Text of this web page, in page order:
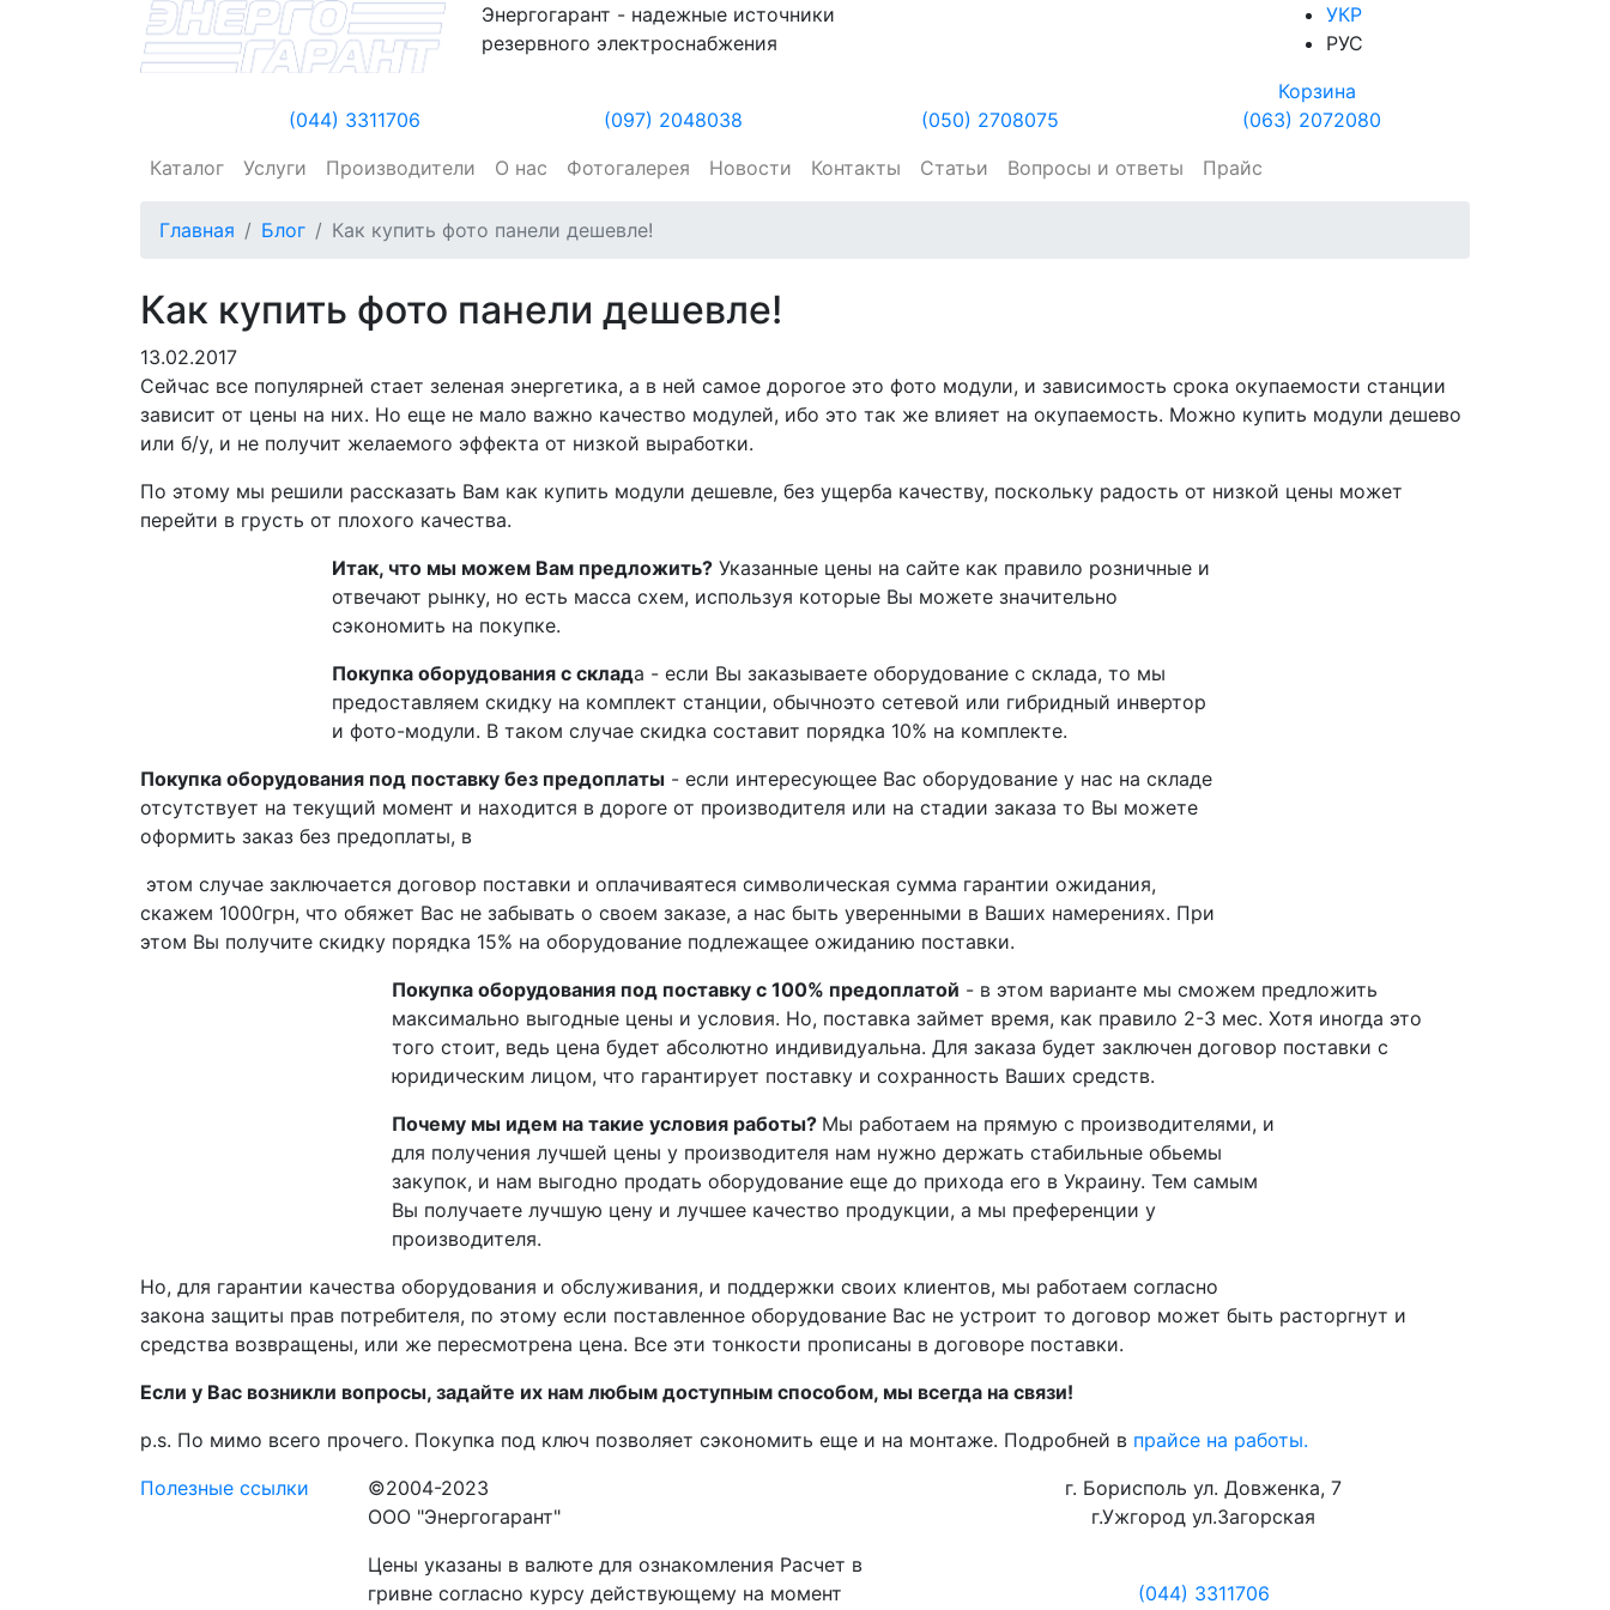
Энергогарант - надежные источники
резервного электроснабжения
УКР
РУС
Корзина
(044) 3311706
(097) 2048038 (050) 2708075
(063) 2072080
Каталог
Услуги Производители О нас Фотогалерея Новости Контакты Статьи Вопросы и ответы Прайс
Главная Блог Как купить фото панели дешевле!
Как купить фото панели дешевле!
13.02.2017
Сейчас все популярней стает зеленая энергетика, а в ней самое дорогое это фото модули, и зависимость срока окупаемости станции
зависит от цены на них. Но еще не мало важно качество модулей, ибо это так же влияет на окупаемость. Можно купить модули дешево
или б/у, и не получит желаемого эффекта от низкой выработки.
По этому мы решили рассказать Вам как купить модули дешевле, без ущерба качеству, поскольку радость от низкой цены может
перейти в грусть от плохого качества.
Итак, что мы можем Вам предложить? Указанные цены на сайте как правило розничные и
отвечают рынку, но есть масса схем, используя которые Вы можете значительно
сэкономить на покупке.
Покупка оборудования с склада - если Вы заказываете оборудование с склада, то мы
предоставляем скидку на комплект станции, обычноэто сетевой или гибридный инвертор
и фото-модули. В таком случае скидка составит порядка 10% на комплекте.
Покупка оборудования под поставку без предоплаты - если интересующее Вас оборудование у нас на складе
отсутствует на текущий момент и находится в дороге от производителя или на стадии заказа то Вы можете
оформить заказ без предоплаты, в
этом случае заключается договор поставки и оплачиваятеся символическая сумма гарантии ожидания,
скажем 1000грн, что обяжет Вас не забывать о своем заказе, а нас быть уверенными в Ваших намерениях. При
этом Вы получите скидку порядка 15% на оборудование подлежащее ожиданию поставки.
Покупка оборудования под поставку с 100% предоплатой - в этом варианте мы сможем предложить
максимально выгодные цены и условия. Но, поставка займет время, как правило 2-3 мес. Хотя иногда это
того стоит, ведь цена будет абсолютно индивидуальна. Для заказа будет заключен договор поставки с
юридическим лицом, что гарантирует поставку и сохранность Ваших средств.
Почему мы идем на такие условия работы? Мы работаем на прямую с производителями, и
для получения лучшей цены у производителя нам нужно держать стабильные обьемы
закупок, и нам выгодно продать оборудование еще до прихода его в Украину. Тем самым
Вы получаете лучшую цену и лучшее качество продукции, а мы преференции у
производителя.
Но, для гарантии качества оборудования и обслуживания, и поддержки своих клиентов, мы работаем согласно
закона защиты прав потребителя, по этому если поставленное оборудование Вас не устроит то договор может быть расторгнут и
средства возвращены, или же пересмотрена цена. Все эти тонкости прописаны в договоре поставки.
Если у Вас возникли вопросы, задайте их нам любым доступным способом, мы всегда на связи!
p.s. По мимо всего прочего. Покупка под ключ позволяет сэкономить еще и на монтаже. Подробней в прайсе на работы.
Полезные ссылки
©2004-2023
ООО "Энергогарант"
Цены указаны в валюте для ознакомления Расчет в
гривне согласно курсу действующему на момент
г. Борисполь ул. Довженка, 7
г.Ужгород ул.Загорская
(044) 3311706